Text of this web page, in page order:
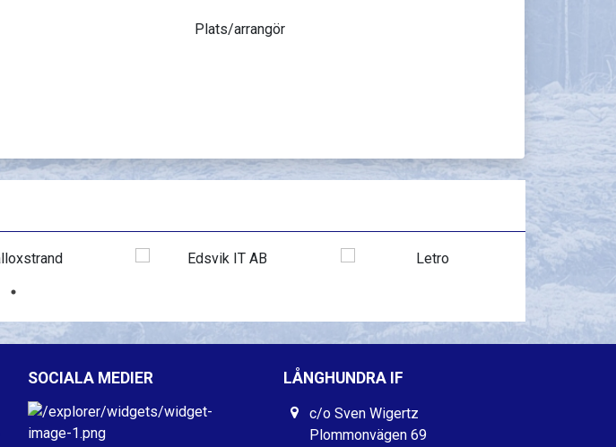
Plats/arrangör
SOCIALA MEDIER LÅNGHUNDRA IF
c/o Sven Wigertz
Plommonvägen 69